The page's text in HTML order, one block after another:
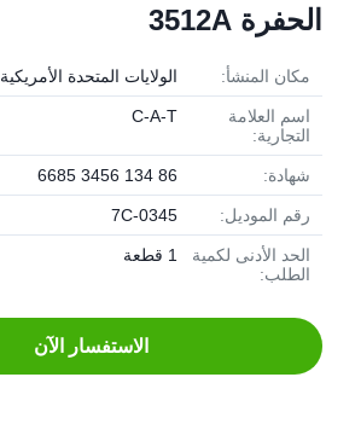
الحفرة 3512A
مكان المنشأ: الولايات المتحدة الأمريكية
اسم العلامة
التجارية:
C-A-T
شهادة: 86 134 3456 6685
رقم الموديل: 7C-0345
الحد الأدنى لكمية
الطلب:
1 قطعة
الاستفسار الآن